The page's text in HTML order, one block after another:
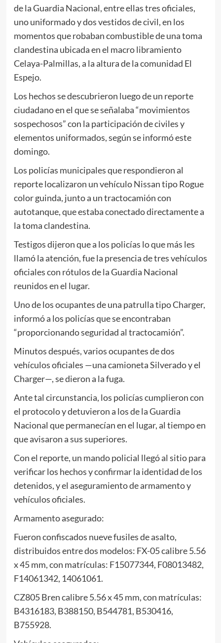
de la Guardia Nacional, entre ellas tres oficiales,
uno uniformado y dos vestidos de civil, en los
momentos que robaban combustible de una toma
clandestina ubicada en el macro libramiento
Celaya-Palmillas, a la altura de la comunidad El
Espejo.
Los hechos se descubrieron luego de un reporte
ciudadano en el que se señalaba “movimientos
sospechosos” con la participación de civiles y
elementos uniformados, según se informó este
domingo.
Los policías municipales que respondieron al
reporte localizaron un vehículo Nissan tipo Rogue
color guinda, junto a un tractocamión con
autotanque, que estaba conectado directamente a
la toma clandestina.
Testigos dijeron que a los policías lo que más les
llamó la atención, fue la presencia de tres vehículos
oficiales con rótulos de la Guardia Nacional
reunidos en el lugar.
Uno de los ocupantes de una patrulla tipo Charger,
informó a los policías que se encontraban
“proporcionando seguridad al tractocamión”.
Minutos después, varios ocupantes de dos
vehículos oficiales —una camioneta Silverado y el
Charger—, se dieron a la fuga.
Ante tal circunstancia, los policías cumplieron con
el protocolo y detuvieron a los de la Guardia
Nacional que permanecían en el lugar, al tiempo en
que avisaron a sus superiores.
Con el reporte, un mando policial llegó al sitio para
verificar los hechos y confirmar la identidad de los
detenidos, y el aseguramiento de armamento y
vehículos oficiales.
Armamento asegurado:
Fueron confiscados nueve fusiles de asalto,
distribuidos entre dos modelos: FX-05 calibre 5.56
x 45 mm, con matrículas: F15077344, F08013482,
F14061342, 14061061.
CZ805 Bren calibre 5.56 x 45 mm, con matrículas:
B4316183, B388150, B544781, B530416,
B755928.